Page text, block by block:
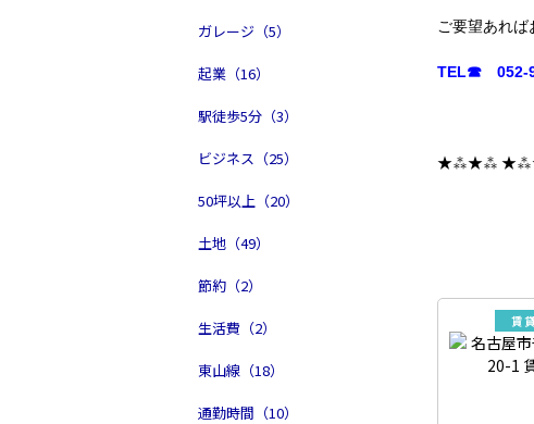
ガレージ（5）
起業（16）
駅徒歩5分（3）
ビジネス（25）
50坪以上（20）
土地（49）
節約（2）
生活費（2）
東山線（18）
通勤時間（10）
ご要望あれ
TEL☎ 052-
★⁂★⁂
賃